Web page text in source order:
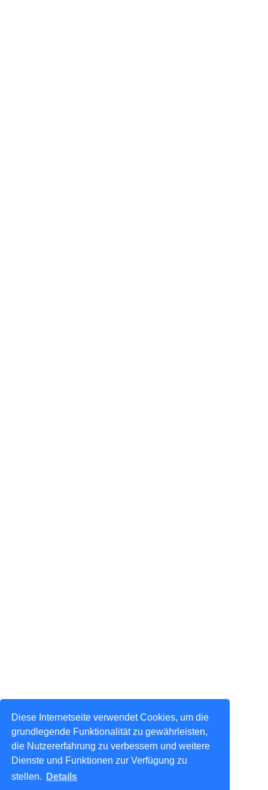
Diese Internetseite verwendet Cookies, um die
grundlegende Funktionalität zu gewährleisten,
die Nutzererfahrung zu verbessern und weitere
Dienste und Funktionen zur Verfügung zu
stellen.
Details